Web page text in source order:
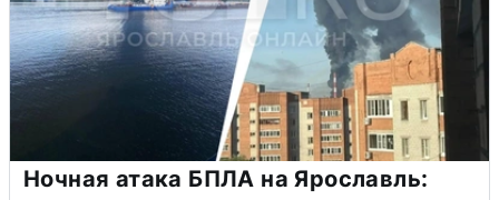
Ночная атака БПЛА на Ярославль: